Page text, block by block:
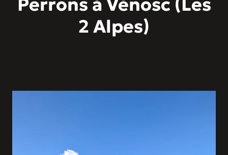
Perrons à Vénosc (Les
2 Alpes)